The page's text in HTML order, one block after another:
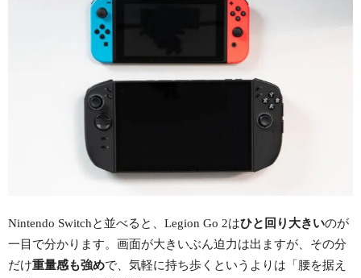
Nintendo Switchと並べると、Legion Go 2はひと回り大きいのが
一目で分かります。画面が大きいぶん迫力は出ますが、その分
だけ重量感も強めで、気軽に持ち歩くというよりは「腰を据え